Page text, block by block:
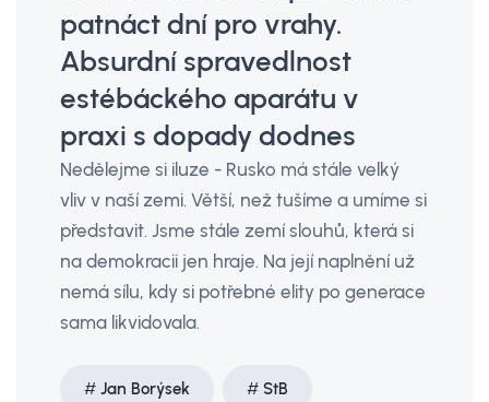
patnáct dní pro vrahy.
Absurdní spravedlnost
estébáckého aparátu v
praxi s dopady dodnes
Nedělejme si iluze - Rusko má stále velký
vliv v naší zemi. Větší, než tušíme a umíme si
představit. Jsme stále zemí slouhů, která si
na demokracii jen hraje. Na její naplnění už
nemá sílu, kdy si potřebné elity po generace
sama likvidovala.
Jan Borýsek StB